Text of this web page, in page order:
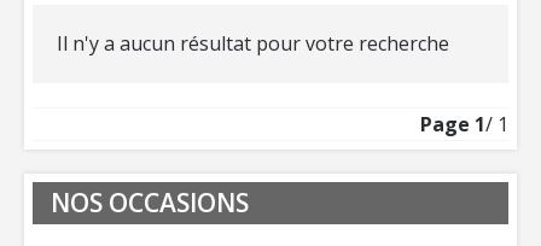
Il n'y a aucun résultat pour votre recherche
Page 1/ 1
NOS OCCASIONS